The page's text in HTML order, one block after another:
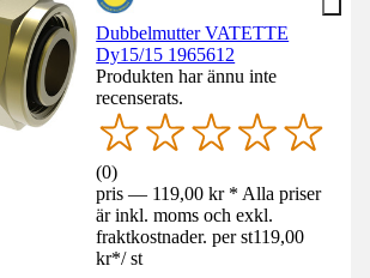
Dubbelmutter VATETTE
Dy15/15 1965612
Produkten har ännu inte
recenserats.
(0)
pris — 119,00 kr * Alla priser
är inkl. moms och exkl.
fraktkostnader. per st119,00
kr*/ st